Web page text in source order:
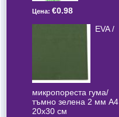
Цена: €0.98
EVA /
микропореста гума/
тъмно зелена 2 мм А4
20x30 см